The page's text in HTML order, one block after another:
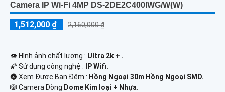
Camera IP Wi-Fi 4MP DS-2DE2C400IWG/W(W)
1,512,000 ₫ 2,160,000 ₫
👁 Hình ảnh chất lượng : Ultra 2k + .
🌠 Sử dụng công nghệ :
IP Wifi.
🌚 Xem Được Ban Đêm : Hồng Ngoại 30m Hồng Ngoại SMD.
🎲 Camera Dòng Dome Kim loại + Nhựa.